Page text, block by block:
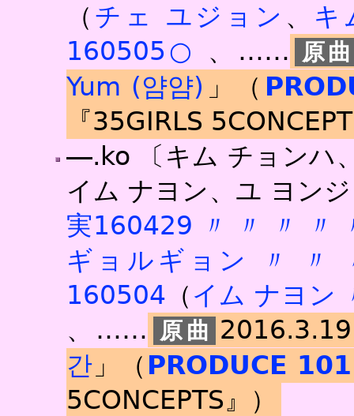
（ チェ ユジョン 、 キ
160505○
、……
Yum (얌얌) 」（
『35GIRLS
―.ko
〔キム チョン
イム ナヨン、ユ ヨン
実160429
〃 〃 〃 〃
ギョルギョン
〃 〃
160504 （ イム ナヨン
、……
간」（ PRODUCE 101
5CONCEPTS』）